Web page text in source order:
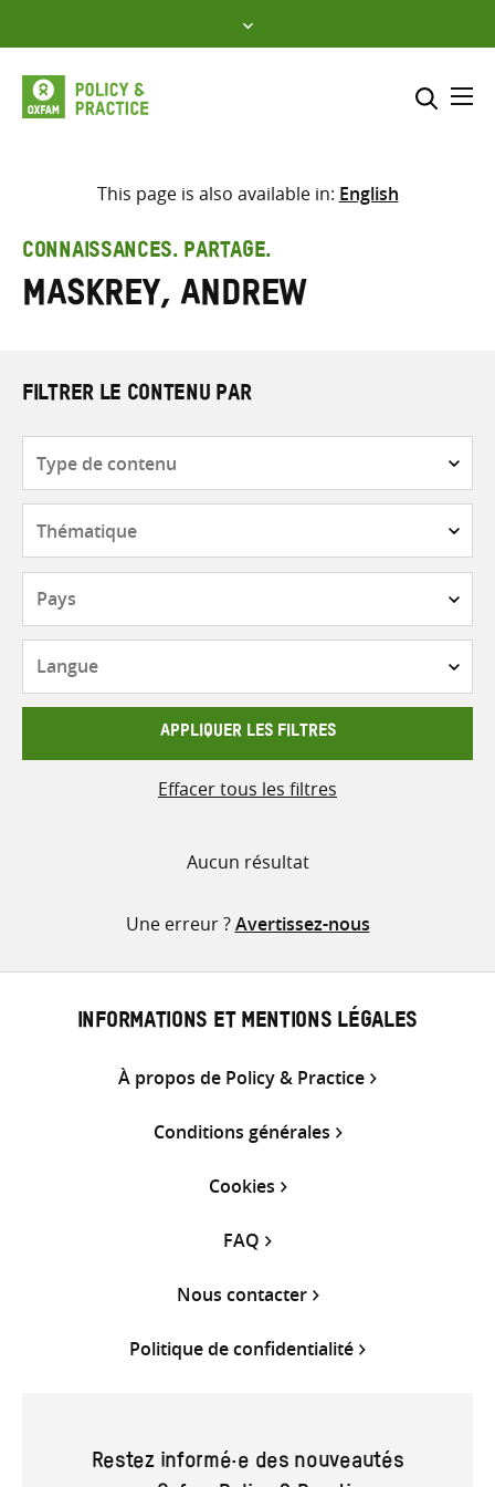
to
content
Sélectionner l’emplacement
Saisir
les
termes
This page is also available in: English
CONNAISSANCES. PARTAGE.
Maskrey, Andrew
FILTRER LE CONTENU PAR
contenu
APPLIQUER LES FILTRES
Effacer tous les filtres
Aucun résultat
Une erreur ?Avertissez-nous
INFORMATIONS ET MENTIONS LÉGALES
À propos de Policy & Practice
Conditions générales
Cookies
FAQ
Nous contacter
Politique de confidentialité
Restez informé·e des nouveautés